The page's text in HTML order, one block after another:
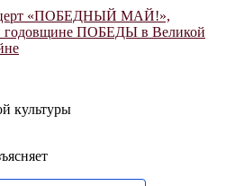
«ПОБЕДНЫЙ МАЙ!»,
годовщине ПОБЕДЫ в Великой